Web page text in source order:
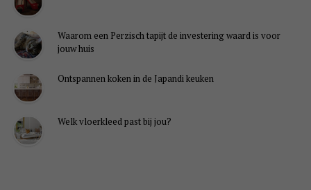
Waarom een Perzisch tapijt de investering waard is voor
jouw huis
Ontspannen koken in de Japandi keuken
Welk vloerkleed past bij jou?